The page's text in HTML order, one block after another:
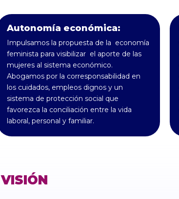
Autonomía económica:
Impulsamos la propuesta de la economía
feminista para visibilizar el aporte de las
mujeres al sistema económico.
Abogamos por la corresponsabilidad en
los cuidados, empleos dignos y un
sistema de protección social que
favorezca la conciliación entre la vida
laboral, personal y familiar.
VISIÓN